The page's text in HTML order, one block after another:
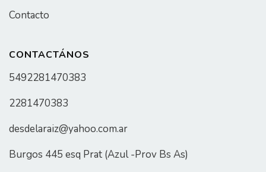
Contacto
CONTACTÁNOS
5492281470383
2281470383
desdelaraiz@yahoo.com.ar
Burgos 445 esq Prat (Azul -Prov Bs As)